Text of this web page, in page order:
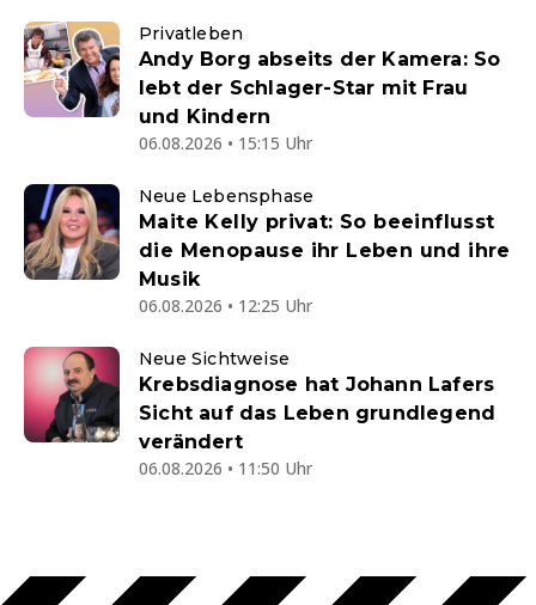
Privatleben
Andy Borg abseits der Kamera: So
lebt der Schlager-Star mit Frau
und Kindern
06.08.2026 • 15:15 Uhr
Neue Lebensphase
Maite Kelly privat: So beeinflusst
die Menopause ihr Leben und ihre
Musik
06.08.2026 • 12:25 Uhr
Neue Sichtweise
Krebsdiagnose hat Johann Lafers
Sicht auf das Leben grundlegend
verändert
06.08.2026 • 11:50 Uhr